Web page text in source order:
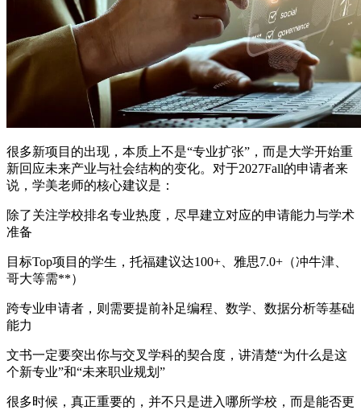
很多新项目的出现，本质上不是“专业扩张”，而是大学开始重
新回应未来产业与社会结构的变化。对于2027Fall的申请者来
说，学美老师的核心建议是：
除了关注学校排名专业热度，尽早建立对应的申请能力与学术
准备
目标Top项目的学生，托福建议达100+、雅思7.0+（冲牛津、
哥大等需**）
跨专业申请者，则需要提前补足编程、数学、数据分析等基础
能力
文书一定要突出你与交叉学科的契合度，讲清楚“为什么是这
个新专业”和“未来职业规划”
很多时候，真正重要的，并不只是进入哪所学校，而是能否更